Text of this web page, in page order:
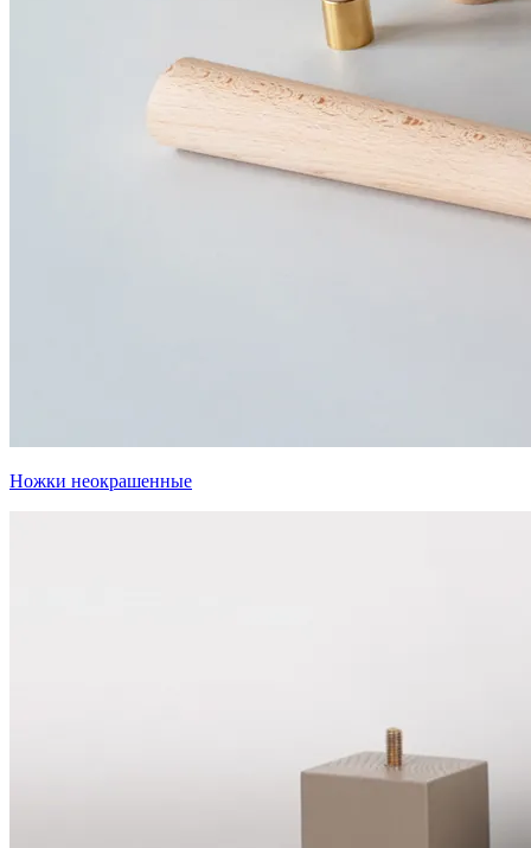
Ножки неокрашенные